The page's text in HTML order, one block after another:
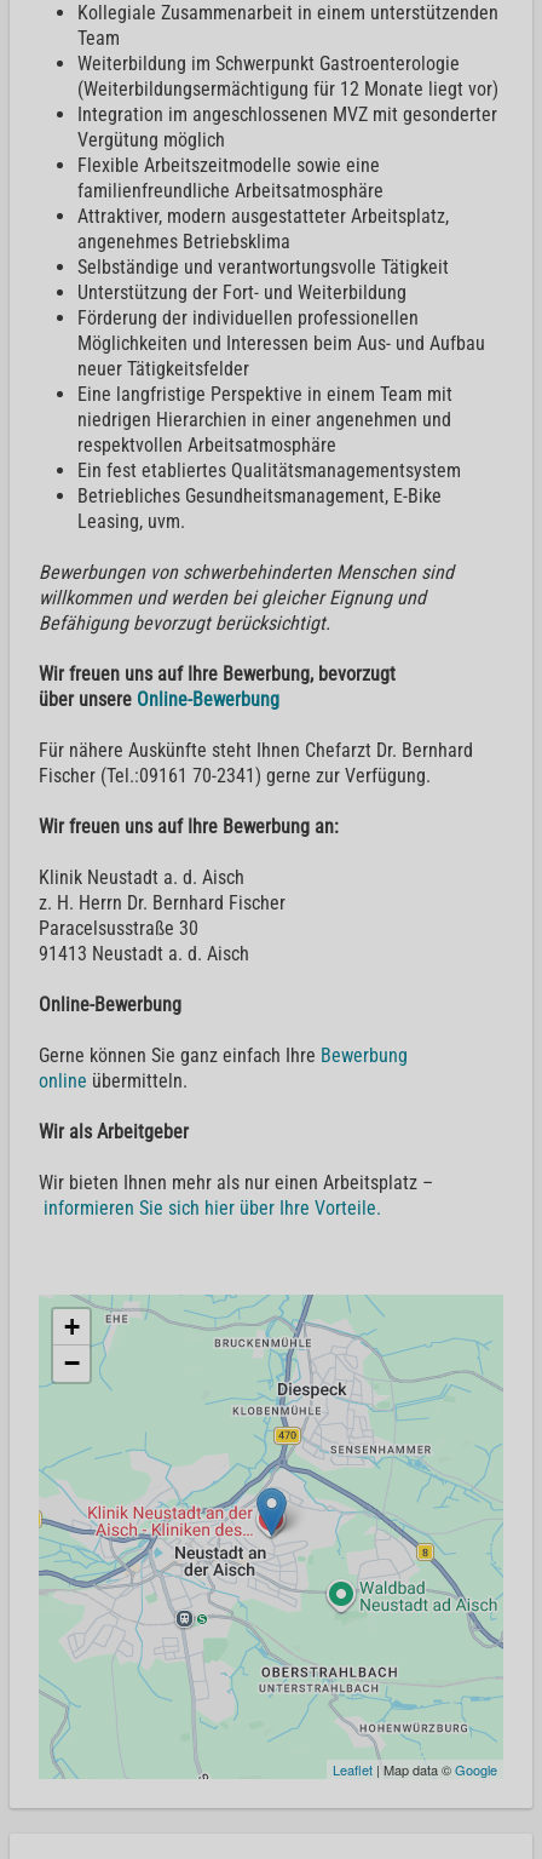
Kollegiale Zusammenarbeit in einem unterstützenden
Team
Weiterbildung im Schwerpunkt Gastroenterologie
(Weiterbildungsermächtigung für 12 Monate liegt vor)
Integration im angeschlossenen MVZ mit gesonderter
Vergütung möglich
Flexible Arbeitszeitmodelle sowie eine
familienfreundliche Arbeitsatmosphäre
Attraktiver, modern ausgestatteter Arbeitsplatz,
angenehmes Betriebsklima
Selbständige und verantwortungsvolle Tätigkeit
Unterstützung der Fort- und Weiterbildung
Förderung der individuellen professionellen
Möglichkeiten und Interessen beim Aus- und Aufbau
neuer Tätigkeitsfelder
Eine langfristige Perspektive in einem Team mit
niedrigen Hierarchien in einer angenehmen und
respektvollen Arbeitsatmosphäre
Ein fest etabliertes Qualitätsmanagementsystem
Betriebliches Gesundheitsmanagement, E-Bike
Leasing, uvm.
Bewerbungen von schwerbehinderten Menschen sind
willkommen und werden bei gleicher Eignung und
Befähigung bevorzugt berücksichtigt.
Wir freuen uns auf Ihre Bewerbung, bevorzugt
über unsere Online-Bewerbung
Für nähere Auskünfte steht Ihnen Chefarzt Dr. Bernhard
Fischer (Tel.:09161 70-2341) gerne zur Verfügung.
Wir freuen uns auf Ihre Bewerbung an:
Klinik Neustadt a. d. Aisch
z. H. Herrn Dr. Bernhard Fischer
Paracelsusstraße 30
91413 Neustadt a. d. Aisch
Online-Bewerbung
Gerne können Sie ganz einfach Ihre Bewerbung
online übermitteln.
Wir als Arbeitgeber
Wir bieten Ihnen mehr als nur einen Arbeitsplatz –
informieren Sie sich hier über Ihre Vorteile.
+
−
Leaflet | Map data ©Google